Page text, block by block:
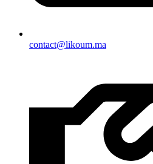
contact@likoum.ma